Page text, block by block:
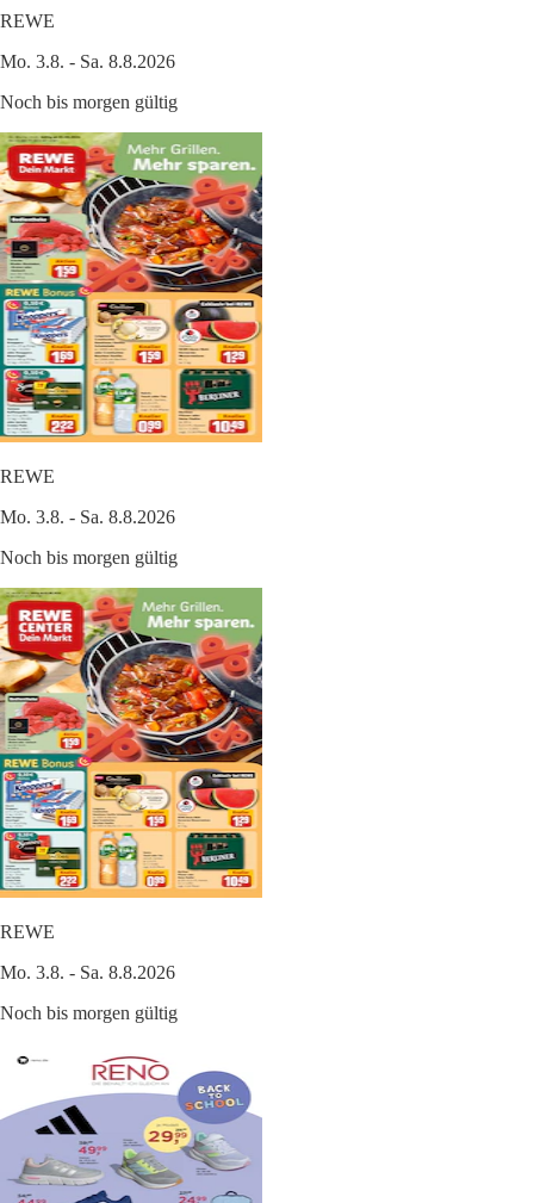
REWE
Mo. 3.8. - Sa. 8.8.2026
Noch bis morgen gültig
REWE
Mo. 3.8. - Sa. 8.8.2026
Noch bis morgen gültig
REWE
Mo. 3.8. - Sa. 8.8.2026
Noch bis morgen gültig